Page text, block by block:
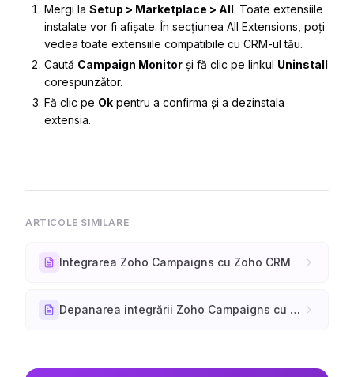
Mergi la Setup > Marketplace > All. Toate extensiile
instalate vor fi afișate. În secțiunea All Extensions , poți
vedea toate extensiile compatibile cu CRM-ul tău.
Caută Campaign Monitor și fă clic pe linkul Uninstall
corespunzător.
Fă clic pe Ok pentru a confirma și a dezinstala
extensia.
ARTICOLE SIMILARE
Integrarea Zoho Campaigns cu Zoho CRM
Depanarea integrării Zoho Campaigns cu Zoho CRM